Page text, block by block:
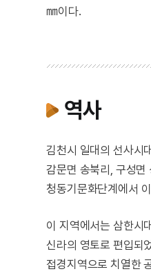
㎜이다.
역사
김천시 일대의 선사시
감문면 송북리, 구성면
청동기문화단계에서
이 지역에서는 삼한시
신라의 영토로 편입되
접경지역으로 치열한